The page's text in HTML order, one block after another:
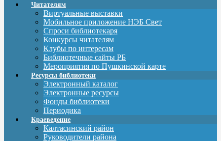
Читателям
Виртуальные выставки
Мобильное приложение НЭБ Свет
Спроси библиотекаря
Конкурсы читателям
Клубы по интересам
Библиотечные сайты РБ
Мероприятия по Пушкинской карте
Ресурсы библиотеки
Электронный каталог
Электронные ресурсы
Фонды библиотеки
Периодика
Краеведение
Калтасинский район
Руководители района